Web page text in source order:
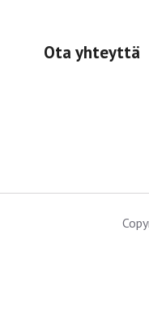
Ota yhteyttä